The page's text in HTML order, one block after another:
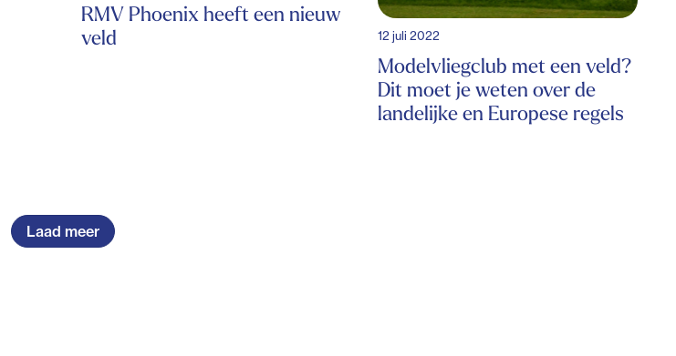
RMV Phoenix heeft een nieuw
veld
12 juli 2022
Modelvliegclub met een veld?
Dit moet je weten over de
landelijke en Europese regels
Laad meer